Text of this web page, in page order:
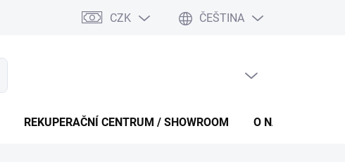
CZK ČEŠTINA
REKUPERAČNÍ CENTRUM / SHOWROOM O NÁS